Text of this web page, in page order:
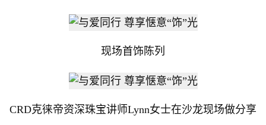
现场首饰陈列
CRD克徕帝资深珠宝讲师Lynn女士在沙龙现场做分享